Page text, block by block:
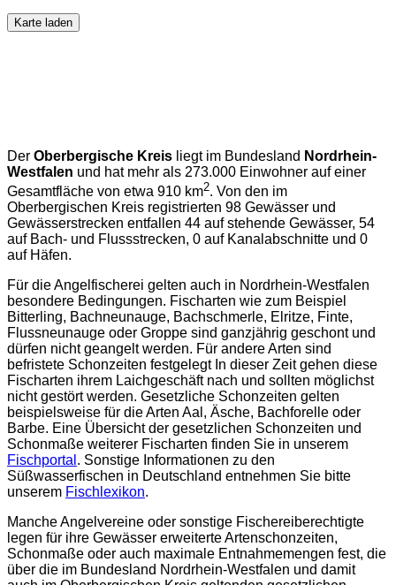
Karte laden
Der Oberbergische Kreis liegt im Bundesland Nordrhein-
Westfalen und hat mehr als 273.000 Einwohner auf einer
Gesamtfläche von etwa 910 km2. Von den im
Oberbergischen Kreis registrierten 98 Gewässer und
Gewässerstrecken entfallen 44 auf stehende Gewässer, 54
auf Bach- und Flussstrecken, 0 auf Kanalabschnitte und 0
auf Häfen.
Für die Angelfischerei gelten auch in Nordrhein-Westfalen
besondere Bedingungen. Fischarten wie zum Beispiel
Bitterling, Bachneunauge, Bachschmerle, Elritze, Finte,
Flussneunauge oder Groppe sind ganzjährig geschont und
dürfen nicht geangelt werden. Für andere Arten sind
befristete Schonzeiten festgelegt In dieser Zeit gehen diese
Fischarten ihrem Laichgeschäft nach und sollten möglichst
nicht gestört werden. Gesetzliche Schonzeiten gelten
beispielsweise für die Arten Aal, Äsche, Bachforelle oder
Barbe. Eine Übersicht der gesetzlichen Schonzeiten und
Schonmaße weiterer Fischarten finden Sie in unserem
Fischportal . Sonstige Informationen zu den
Süßwasserfischen in Deutschland entnehmen Sie bitte
unserem Fischlexikon.
Manche Angelvereine oder sonstige Fischereiberechtigte
legen für ihre Gewässer erweiterte Artenschonzeiten,
Schonmaße oder auch maximale Entnahmemengen fest, die
über die im Bundesland Nordrhein-Westfalen und damit